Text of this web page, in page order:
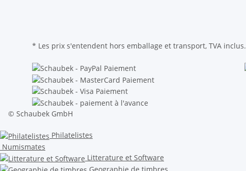
* Les prix s'entendent hors emballage et transport, TVA inclus.
© Schaubek GmbH
Philatelistes
Numismates
Litterature et Software
Geographie de timbres